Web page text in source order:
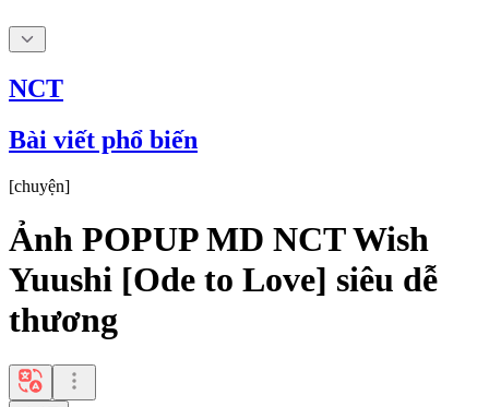
NCT
Bài viết phổ biến
[chuyện]
Ảnh POPUP MD NCT Wish
Yuushi [Ode to Love] siêu dễ
thương